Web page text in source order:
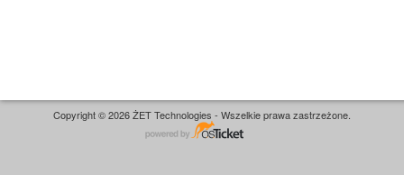
Copyright © 2026 ŻET Technologies - Wszelkie prawa zastrzeżone.